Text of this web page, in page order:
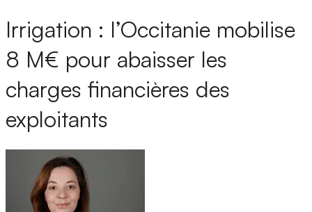
Irrigation : l’Occitanie mobilise
8 M€ pour abaisser les
charges financières des
exploitants